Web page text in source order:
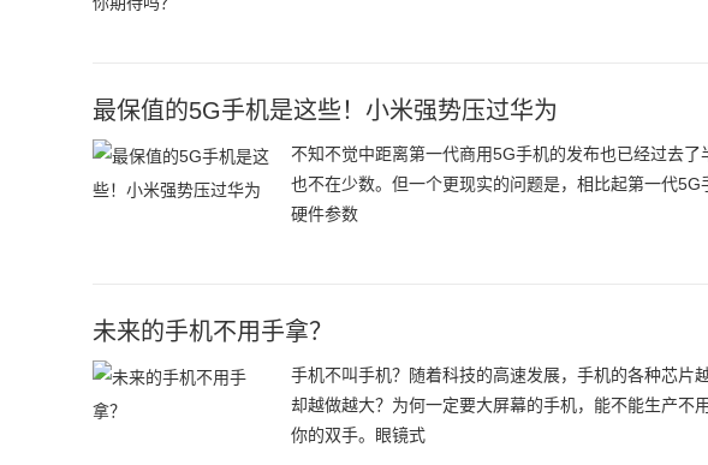
最保值的5G手机是这些！小米强势压过华为
不知不觉中距离第一代商用5G手机的发布也已经过去
也不在少数。但一个更现实的问题是，相比起第一代
硬件参数
未来的手机不用手拿？
手机不叫手机？随着科技的高速发展，手机的各种芯片
却越做越大？为何一定要大屏幕的手机，能不能生产不
你的双手。眼镜式